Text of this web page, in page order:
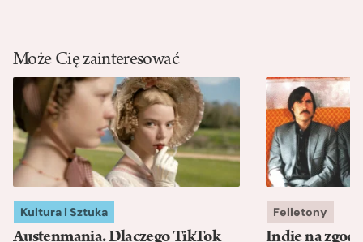
Może Cię zainteresować
Kultura i Sztuka
Austenmania. Dlaczego TikTok
Felietony
Indie na